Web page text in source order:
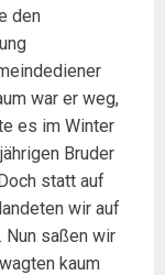
den
war er weg,
es im Winter
Bruder
statt auf
wir auf
Nun saßen wir
kaum